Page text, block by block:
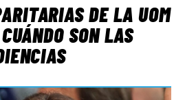
DE LA UOM
SON LAS